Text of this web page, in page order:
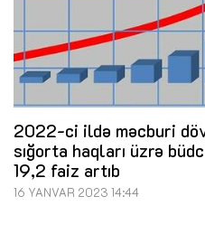
2022-ci ildə məcburi
sığorta haqları üzrə
19,2 faiz artıb
16 YANVAR 2023 14:44